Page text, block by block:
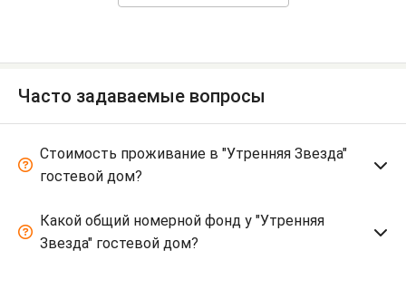
Часто задаваемые вопросы
Стоимость проживание в "Утренняя Звезда"
гостевой дом?
Какой общий номерной фонд у "Утренняя
Звезда" гостевой дом?